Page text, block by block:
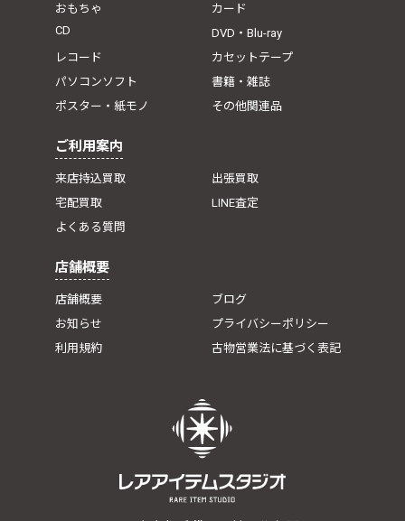
おもちゃ
カード
CD
DVD・Blu-ray
レコード
カセットテープ
パソコンソフト
書籍・雑誌
ポスター・紙モノ
その他関連品
ご利用案内
来店持込買取
出張買取
宅配買取
LINE査定
よくある質問
店舗概要
店舗概要
ブログ
お知らせ
プライバシーポリシー
利用規約
古物営業法に基づく表記